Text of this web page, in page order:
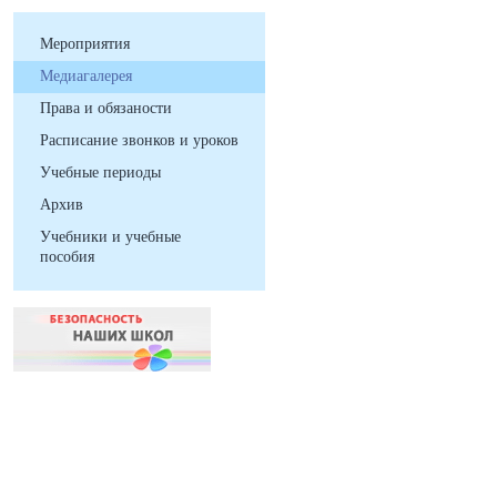
Мероприятия
Медиагалерея
Права и обязаности
Расписание звонков и уроков
Учебные периоды
Архив
Учебники и учебные
пособия